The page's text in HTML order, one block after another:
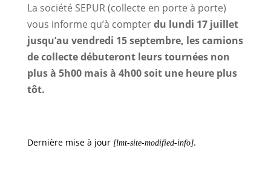
La société SEPUR (collecte en porte à porte)
vous informe qu’à compterdu lundi 17 juillet
jusqu’au vendredi 15 septembre, les camions
de collecte débuteront leurs tournées non
plus à 5h00 mais à 4h00 soit une heure plus
tôt.
Dernière mise à jour [lmt-site-modified-info].